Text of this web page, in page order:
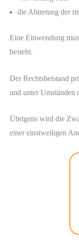
die Abtretung der
Eine Einwendung
besteht.
Der Rechtsbeistand
und unter Umständen
Übrigens wird die
einer einstweiligen